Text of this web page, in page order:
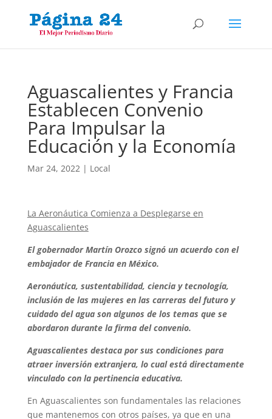
Aguascalientes y Francia
Establecen Convenio
Para Impulsar la
Educación y la Economía
Mar 24, 2022| Local
La Aeronáutica Comienza a Desplegarse en
Aguascalientes
El gobernador Martín Orozco signó un acuerdo con el
embajador de Francia en México.
Aeronáutica, sustentabilidad, ciencia y tecnología,
inclusión de las mujeres en las carreras del futuro y
cuidado del agua son algunos de los temas que se
abordaron durante la firma del convenio.
Aguascalientes destaca por sus condiciones para
atraer inversión extranjera, lo cual está directamente
vinculado con la pertinencia educativa.
En Aguascalientes son fundamentales las relaciones
que mantenemos con otros países, ya que en una